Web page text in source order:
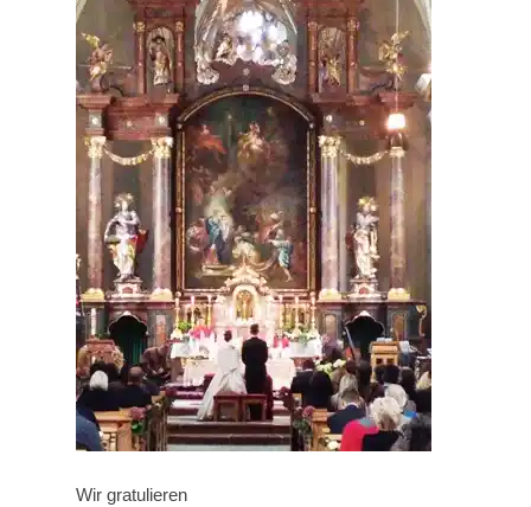
Wir gratulieren